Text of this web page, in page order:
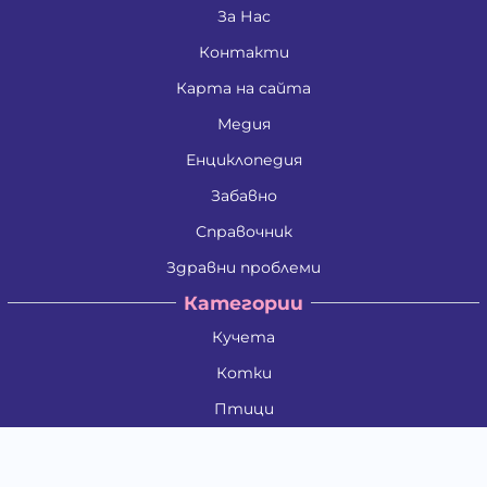
За Нас
Контакти
Карта на сайта
Медия
Енциклопедия
Забавно
Справочник
Здравни проблеми
Категории
Кучета
Котки
Птици